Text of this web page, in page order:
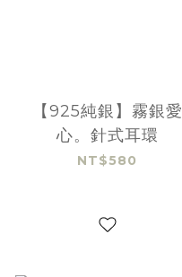
【925純銀】霧銀愛
心。針式耳環
NT$580